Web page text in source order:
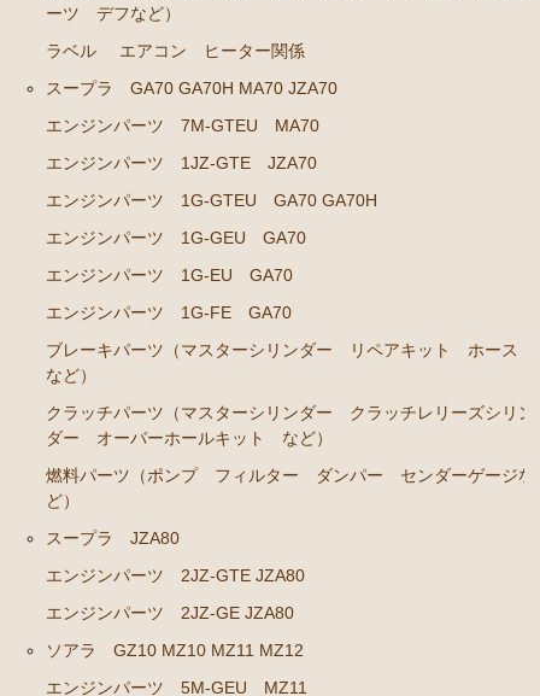
クラッチパーツ（マスターシリンダー クラッチレリ
ーズシリンダー オーバーホールキット など）
燃料パーツ（ポンプ フィルター ダンパー センダ
ーゲージなど）
ソアラ JZZ30 JZZ31 UZZ30 UZZ31 UZZ32
エンジンパーツ 2JZ-GE JZZ31
ブレーキパーツ（マスターシリンダー リペアキッ
ト ホース など）
コロナマークⅡ チェイサー MX3# MX4#
エンジンパーツ M-EU
マークⅡ クレスタ チェイサーGX50 51 GX60 61 MX51 6
1 63 RX63
エンジンパーツ 1G-GEU
エンジンパーツ 1G-EU
エンジンパーツ M-TEU
エンジンパーツ 5M-EU
エンジンパーツ 18R-GEU
エンジンパーツ（マウント 他）
ーツ デフなど）
ラベル
エアコン ヒーター関係
スープラ GA70 GA70H MA70 JZA70
エンジンパーツ 7M-GTEU MA70
エンジンパーツ 1JZ-GTE JZA70
エンジンパーツ 1G-GTEU GA70 GA70H
エンジンパーツ 1G-GEU GA70
エンジンパーツ 1G-EU GA70
エンジンパーツ 1G-FE GA70
ブレーキパーツ（マスターシリンダー リペアキット ホース
など）
クラッチパーツ（マスターシリンダー クラッチレリーズシリン
ダー オーバーホールキット など）
燃料パーツ（ポンプ フィルター ダンパー センダーゲージな
ど）
スープラ JZA80
エンジンパーツ 2JZ-GTE JZA80
エンジンパーツ 2JZ-GE JZA80
ソアラ GZ10 MZ10 MZ11 MZ12
エンジンパーツ 5M-GEU MZ11